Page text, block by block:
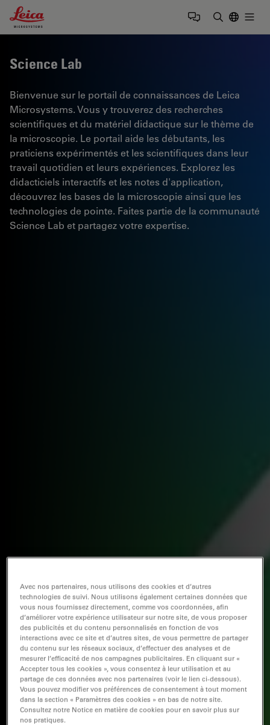
Leica Microsystems Logo
Science Lab
Bienvenue sur le portail de connaissances de Leica
Microsystems. Vous y trouverez des recherches
scientifiques et du matériel didactique sur le thème de
la microscopie. Le portail aide les débutants, les
praticiens expérimentés et les scientifiques dans leur
travail quotidien et leurs expériences. Explorez les
didacticiels interactifs et les notes d'application,
découvrez les bases de la microscopie ainsi que les
technologies de pointe. Faites partie de la communauté
Science Lab et partagez votre expertise.
Avec nos partenaires, nous utilisons des cookies et d’autres
technologies de suivi. Nous utilisons également certaines données que
vous nous fournissez directement, comme vos coordonnées, afin
d’améliorer votre expérience utilisateur sur notre site, de vous proposer
des publicités et du contenu personnalisés en fonction de vos
interactions avec ce site et d’autres sites, de vous permettre de partager
du contenu sur les réseaux sociaux, d’effectuer des analyses et de
mesurer l’efficacité de nos campagnes publicitaires. En cliquant sur «
Accepter tous les cookies », vous consentez à leur utilisation et au
partage de ces données avec nos partenaires (voir le lien ci-dessous).
Vous pouvez modifier vos préférences de consentement à tout moment
dans la section « Paramètres des cookies » en bas de notre site.
Consultez notre Notice en matière de cookies pour en savoir plus sur
nos pratiques.